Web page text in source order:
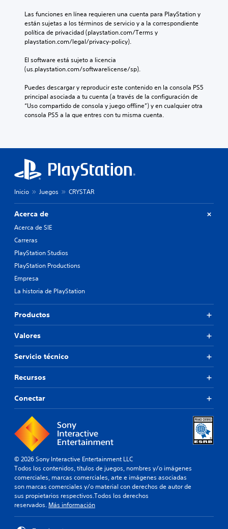
Las funciones en línea requieren una cuenta para PlayStation y
están sujetas a los términos de servicio y a la correspondiente
política de privacidad (playstation.com/Terms y
playstation.com/legal/privacy-policy).
El software está sujeto a licencia
(us.playstation.com/softwarelicense/sp).
Puedes descargar y reproducir este contenido en la consola PS5
principal asociada a tu cuenta (a través de la configuración de
“Uso compartido de consola y juego offline”) y en cualquier otra
consola PS5 a la que entres con tu misma cuenta.
Inicio Juegos CRYSTAR
Acerca de
Acerca de SIE
Carreras
PlayStation Studios
PlayStation Productions
Empresa
La historia de PlayStation
Productos
Valores
Servicio técnico
Recursos
Conectar
© 2026 Sony Interactive Entertainment LLC
Todos los contenidos, títulos de juegos, nombres y/o imágenes
comerciales, marcas comerciales, arte e imágenes asociadas
son marcas comerciales y/o material con derechos de autor de
sus propietarios respectivos.Todos los derechos
reservados. Más información